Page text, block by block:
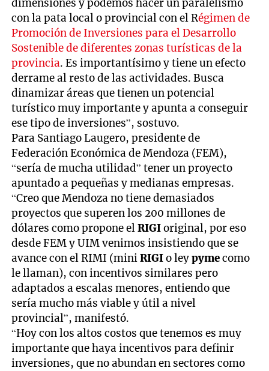
dimensiones y podemos hacer un paralelismo
con la pata local o provincial con el Régimen de
Promoción de Inversiones para el Desarrollo
Sostenible de diferentes zonas turísticas de la
provincia. Es importantísimo y tiene un efecto
derrame al resto de las actividades. Busca
dinamizar áreas que tienen un potencial
turístico muy importante y apunta a conseguir
ese tipo de inversiones”, sostuvo.
Para Santiago Laugero, presidente de
Federación Económica de Mendoza (FEM),
“sería de mucha utilidad” tener un proyecto
apuntado a pequeñas y medianas empresas.
“Creo que Mendoza no tiene demasiados
proyectos que superen los 200 millones de
dólares como propone elRIGIoriginal, por eso
desde FEM y UIM venimos insistiendo que se
avance con el RIMI (miniRIGIo leypymecomo
le llaman), con incentivos similares pero
adaptados a escalas menores, entiendo que
sería mucho más viable y útil a nivel
provincial”, manifestó.
“Hoy con los altos costos que tenemos es muy
importante que haya incentivos para definir
inversiones, que no abundan en sectores como